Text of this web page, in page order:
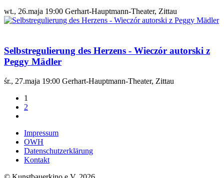
wt., 26.maja 19:00 Gerhart-Hauptmann-Theater, Zittau
Selbstregulierung des Herzens - Wieczór autorski z
Peggy Mädler
śr., 27.maja 19:00 Gerhart-Hauptmann-Theater, Zittau
1
2
Impressum
OWH
Datenschutzerklärung
Kontakt